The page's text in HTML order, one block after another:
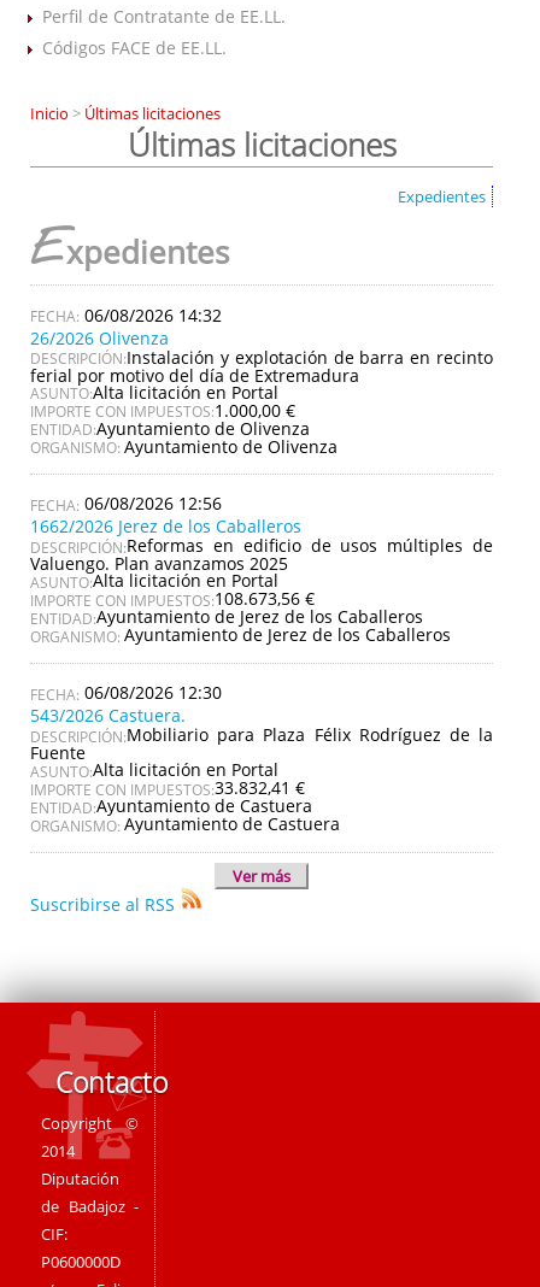
Perfil de Contratante de EE.LL.
Códigos FACE de EE.LL.
Inicio > Últimas licitaciones
Últimas licitaciones
Expedientes
Expedientes
06/08/2026 14:32
26/2026 Olivenza
DESCRIPCIÓN:Instalación y explotación de barra en recinto
ferial por motivo del día de Extremadura
ASUNTO:Alta licitación en Portal
IMPORTE CON IMPUESTOS:1.000,00 €
ENTIDAD:Ayuntamiento de Olivenza
ORGANISMO: Ayuntamiento de Olivenza
06/08/2026 12:56
1662/2026 Jerez de los Caballeros
DESCRIPCIÓN:Reformas en edificio de usos múltiples de
Valuengo. Plan avanzamos 2025
ASUNTO:Alta licitación en Portal
IMPORTE CON IMPUESTOS:108.673,56 €
ENTIDAD:Ayuntamiento de Jerez de los Caballeros
ORGANISMO: Ayuntamiento de Jerez de los Caballeros
06/08/2026 12:30
543/2026 Castuera.
DESCRIPCIÓN:Mobiliario para Plaza Félix Rodríguez de la
Fuente
ASUNTO:Alta licitación en Portal
IMPORTE CON IMPUESTOS:33.832,41 €
ENTIDAD:Ayuntamiento de Castuera
ORGANISMO: Ayuntamiento de Castuera
Ver más
Suscribirse al RSS
Contacto
Copyright ©
2014
Diputación
de Badajoz -
CIF:
P0600000D